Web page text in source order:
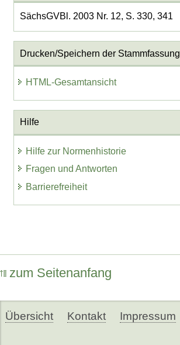
SächsGVBl. 2003 Nr. 12, S. 330, 341
Drucken/Speichern der Stammfassung
HTML-Gesamtansicht
Hilfe
Hilfe zur Normenhistorie
Fragen und Antworten
Barrierefreiheit
zum Seitenanfang
Übersicht Kontakt Impressum